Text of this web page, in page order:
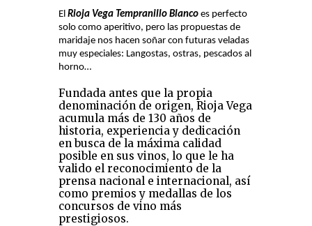
El Rioja Vega Tempranillo Blanco es perfecto
solo como aperitivo, pero las propuestas de
maridaje nos hacen soñar con futuras veladas
muy especiales: Langostas, ostras, pescados al
horno…
Fundada antes que la propia
denominación de origen, Rioja Vega
acumula más de 130 años de
historia, experiencia y dedicación
en busca de la máxima calidad
posible en sus vinos, lo que le ha
valido el reconocimiento de la
prensa nacional e internacional, así
como premios y medallas de los
concursos de vino más
prestigiosos.